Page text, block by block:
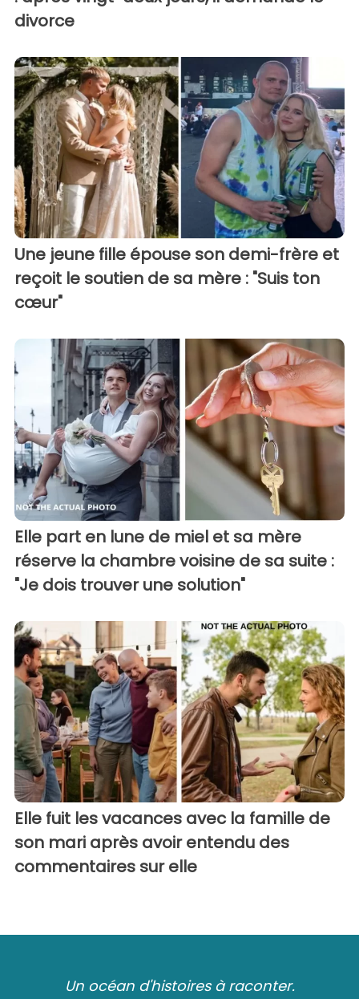
divorce
Une jeune fille épouse son demi-frère et
reçoit le soutien de sa mère : "Suis ton
cœur"
Elle part en lune de miel et sa mère
réserve la chambre voisine de sa suite :
"Je dois trouver une solution"
Elle fuit les vacances avec la famille de
son mari après avoir entendu des
commentaires sur elle
Un océan d'histoires à raconter.